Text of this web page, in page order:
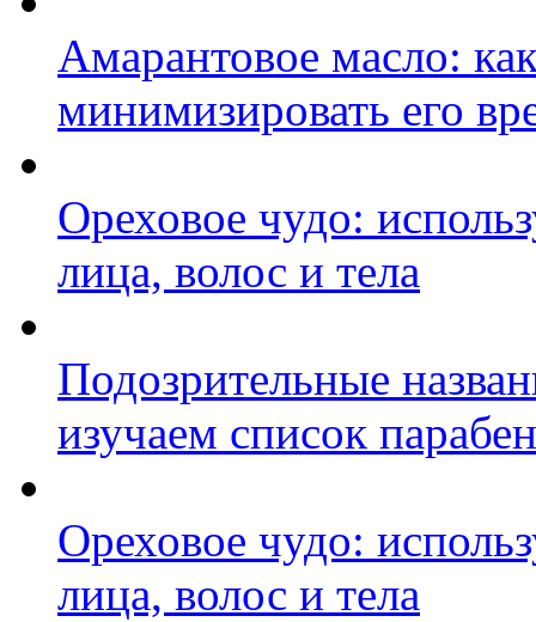
Амарантовое масло:
минимизировать его
Ореховое чудо:
лица, волос и тела
Подозрительные
изучаем список
Ореховое чудо:
лица, волос и тела